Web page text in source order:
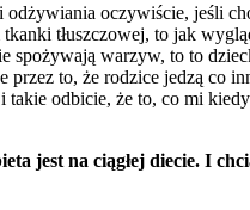
oczywiście, jeśli
tłuszczowej, to jak
spożywają warzyw, to to
to, że rodzice jedzą co
odbicie, że to, co mi
jest na ciągłej diecie. I